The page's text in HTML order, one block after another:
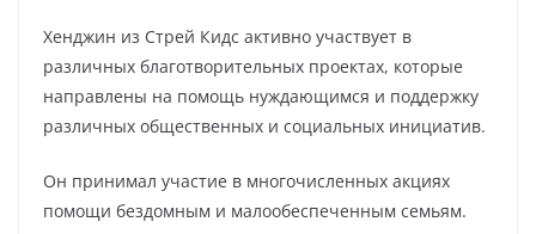
Хенджин из Стрей Кидс активно участвует в
различных благотворительных проектах, которые
направлены на помощь нуждающимся и поддержку
различных общественных и социальных инициатив.
Он принимал участие в многочисленных акциях
помощи бездомным и малообеспеченным семьям.